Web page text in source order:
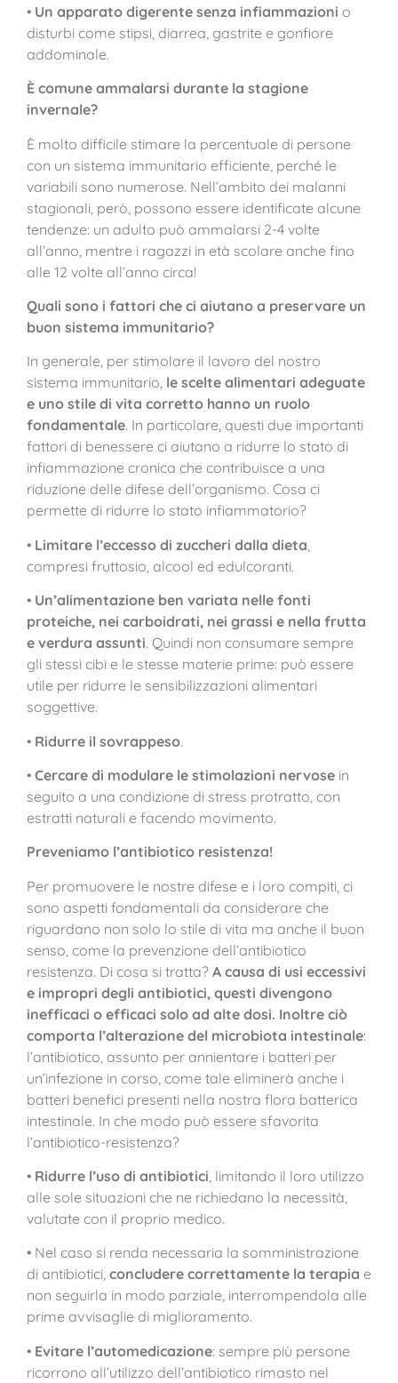
• Un apparato digerente senza infiammazioni o
disturbi come stipsi, diarrea, gastrite e gonfiore
addominale.
È comune ammalarsi durante la stagione
invernale?
È molto difficile stimare la percentuale di persone
con un sistema immunitario efficiente, perché le
variabili sono numerose. Nell’ambito dei malanni
stagionali, però, possono essere identificate alcune
tendenze: un adulto può ammalarsi 2-4 volte
all’anno, mentre i ragazzi in età scolare anche fino
alle 12 volte all’anno circa!
Quali sono i fattori che ci aiutano a preservare un
buon sistema immunitario?
In generale, per stimolare il lavoro del nostro
sistema immunitario, le scelte alimentari adeguate
e uno stile di vita corretto hanno un ruolo
fondamentale. In particolare, questi due importanti
fattori di benessere ci aiutano a ridurre lo stato di
infiammazione cronica che contribuisce a una
riduzione delle difese dell’organismo. Cosa ci
permette di ridurre lo stato infiammatorio?
• Limitare l’eccesso di zuccheri dalla dieta
compresi fruttosio, alcool ed edulcoranti.
• Un’alimentazione ben variata nelle fonti
proteiche, nei carboidrati, nei grassi e nella frutta
e verdura assunti. Quindi non consumare sempre
gli stessi cibi e le stesse materie prime: può essere
utile per ridurre le sensibilizzazioni alimentari
soggettive.
• Ridurre il sovrappeso.
• Cercare di modulare le stimolazioni nervose in
seguito a una condizione di stress protratto, con
estratti naturali e facendo movimento.
Preveniamo l’antibiotico resistenza!
Per promuovere le nostre difese e i loro compiti, ci
sono aspetti fondamentali da considerare che
riguardano non solo lo stile di vita ma anche il buon
senso, come la prevenzione dell’antibiotico
resistenza. Di cosa si tratta? A causa di usi eccessivi
e impropri degli antibiotici, questi divengono
inefficaci o efficaci solo ad alte dosi. Inoltre ciò
comporta l’alterazione del microbiota intestinale:
l’antibiotico, assunto per annientare i batteri per
un’infezione in corso, come tale eliminerà anche i
batteri benefici presenti nella nostra flora batterica
intestinale. In che modo può essere sfavorita
l’antibiotico-resistenza?
• Ridurre l’uso di antibiotici, limitando il loro utilizzo
alle sole situazioni che ne richiedano la necessità,
valutate con il proprio medico.
• Nel caso si renda necessaria la somministrazione
di antibiotici, concludere correttamente la terapia e
non seguirla in modo parziale, interrompendola alle
prime avvisaglie di miglioramento.
• Evitare l’automedicazione: sempre più persone
ricorrono all’utilizzo dell’antibiotico rimasto nel